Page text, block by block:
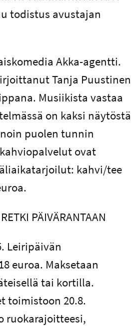
todistus avustajan
Akka-agentti.
Tanja Puustinen
Musiikista vastaa
on kaksi näytöstä
puolen tunnin
ovat
kahvi/tee
PÄIVÄRANTAAN
Leiripäivän
euroa. Maksetaan
tai kortilla.
toimistoon 20.8.
ruokarajoitteesi,